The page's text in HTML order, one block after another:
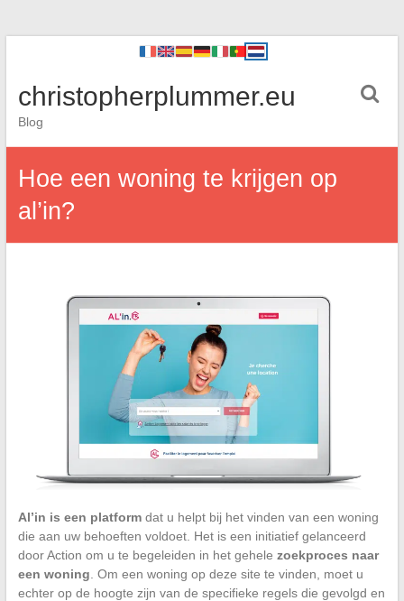
christopherplummer.eu
Blog
Hoe een woning te krijgen op
al’in?
Al’in is een platformdat u helpt bij het vinden van een woning
die aan uw behoeften voldoet. Het is een initiatief gelanceerd
door Action om u te begeleiden in het gehele zoekproces naar
een woning . Om een woning op deze site te vinden, moet u
echter op de hoogte zijn van de specifieke regels die gevolgd en